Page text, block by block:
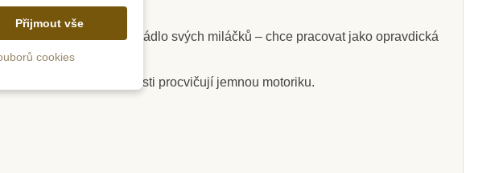
pověsí po vyprání prádlo svých miláčků – chce pracovat jako opravdická
si při praktické činnosti procvičují jemnou motoriku.
Přijmout vše
cookies